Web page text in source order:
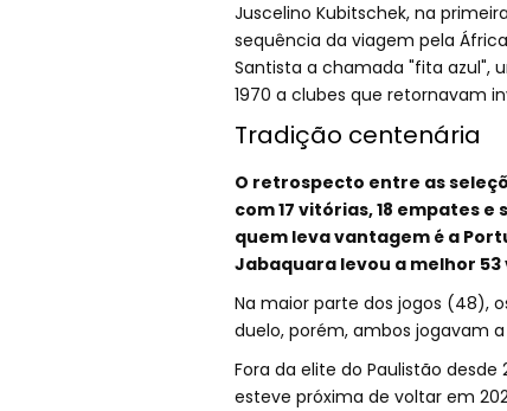
Juscelino Kubitschek, na
sequência da viagem pela
Santista a chamada "fita azul",
1970 a clubes que retornavam
Tradição centenária
O retrospecto entre as
com 17 vitórias, 18 empates
quem leva vantagem é a
Jabaquara levou a melhor 53
Na maior parte dos jogos (48),
duelo, porém, ambos jogavam
Fora da elite do Paulistão
esteve próxima de voltar em